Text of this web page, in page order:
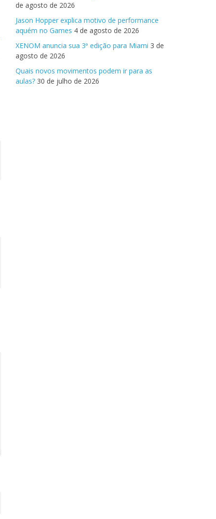
de agosto de 2026
Jason Hopper explica motivo de performance
aquém no Games 4 de agosto de 2026
XENOM anuncia sua 3ª edição para Miami 3 de
agosto de 2026
Quais novos movimentos podem ir para as
aulas? 30 de julho de 2026